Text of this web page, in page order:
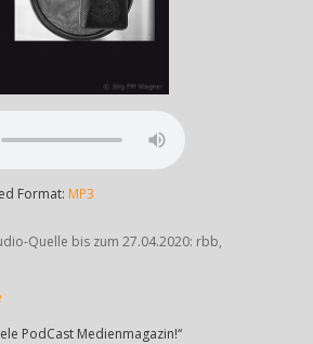
Format: MP3
Quelle bis zum 27.04.2020: rbb,
PodCast Medienmagazin!“